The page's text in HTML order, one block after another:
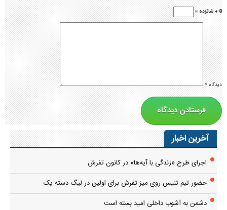
8 + شانزده =
دیدگاه*
آخرین اخبار
اجرای طرح «زندگی با آیه‌ها» در کانون تفرش
حضور تیم تنیس روی میز تفرش برای اولین در لیگ دسته یک
دشمن به آشوب داخلی امید بسته است